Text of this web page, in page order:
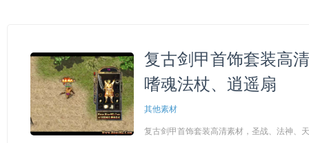
复古剑甲首饰套装高
嗜魂法杖、逍遥扇
其他素材
复古剑甲首饰套装高清素材，圣战、法神、